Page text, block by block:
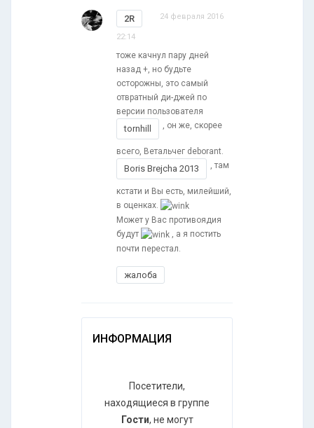
2R 24 февраля 2016
22:14
тоже качнул пару дней
назад +, но будьте
осторожны, это самый
отвратный ди-джей по
версии пользователя
tornhill , он же, скорее
всего, Ветальчег deborant.
Boris Brejcha 2013 , там
кстати и Вы есть, милейший,
в оценках.
Может у Вас противоядия
будут
, а я постить
почти перестал.
жалоба
ИНФОРМАЦИЯ
Посетители,
находящиеся в группе
Гости, не могут